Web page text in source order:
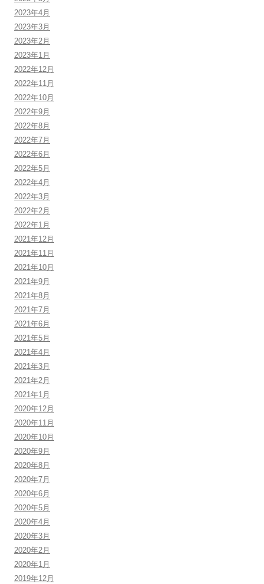
2023年4月
2023年3月
2023年2月
2023年1月
2022年12月
2022年11月
2022年10月
2022年9月
2022年8月
2022年7月
2022年6月
2022年5月
2022年4月
2022年3月
2022年2月
2022年1月
2021年12月
2021年11月
2021年10月
2021年9月
2021年8月
2021年7月
2021年6月
2021年5月
2021年4月
2021年3月
2021年2月
2021年1月
2020年12月
2020年11月
2020年10月
2020年9月
2020年8月
2020年7月
2020年6月
2020年5月
2020年4月
2020年3月
2020年2月
2020年1月
2019年12月